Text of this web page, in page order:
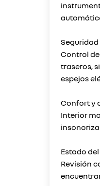
Control
traseros,
espejos
Confort y
Interior
Estado
Revisión